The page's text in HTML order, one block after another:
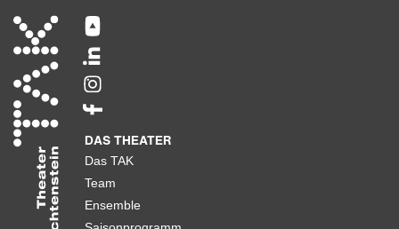
DAS THEATER
Das TAK
Team
Ensemble